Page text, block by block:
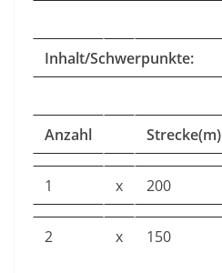
Inhalt/Schwerpunkte:
Anzahl Strecke(m)
1 x 200
2 x 150